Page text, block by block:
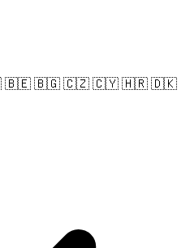
🇧🇪 🇧🇬 🇨🇿 🇨🇾 🇭🇷 🇩🇰